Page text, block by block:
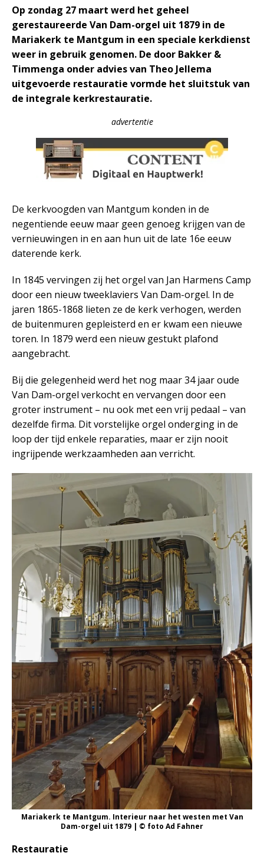
Op zondag 27 maart werd het geheel
gerestaureerde Van Dam-orgel uit 1879 in de
Mariakerk te Mantgum in een speciale kerkdienst
weer in gebruik genomen. De door Bakker &
Timmenga onder advies van Theo Jellema
uitgevoerde restauratie vormde het sluitstuk van
de integrale kerkrestauratie.
advertentie
De kerkvoogden van Mantgum konden in de
negentiende eeuw maar geen genoeg krijgen van de
vernieuwingen in en aan hun uit de late 16e eeuw
daterende kerk.
In 1845 vervingen zij het orgel van Jan Harmens Camp
door een nieuw tweeklaviers Van Dam-orgel. In de
jaren 1865-1868 lieten ze de kerk verhogen, werden
de buitenmuren gepleisterd en er kwam een nieuwe
toren. In 1879 werd een nieuw gestukt plafond
aangebracht.
Bij die gelegenheid werd het nog maar 34 jaar oude
Van Dam-orgel verkocht en vervangen door een
groter instrument – nu ook met een vrij pedaal – van
dezelfde firma. Dit vorstelijke orgel onderging in de
loop der tijd enkele reparaties, maar er zijn nooit
ingrijpende werkzaamheden aan verricht.
Mariakerk te Mantgum. Interieur naar het westen met Van
Dam-orgel uit 1879 | © foto Ad Fahner
Restauratie